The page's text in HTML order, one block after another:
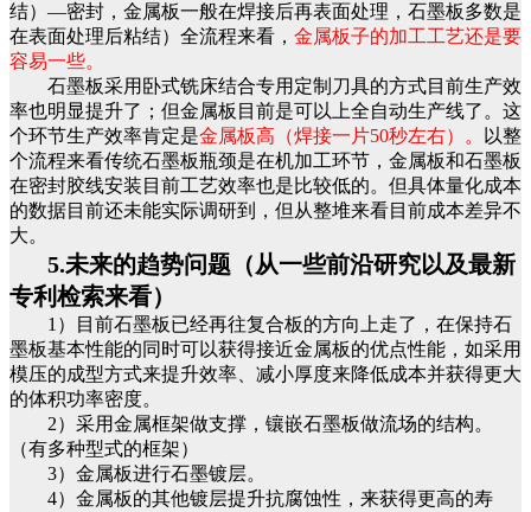
结）—密封，金属板一般在焊接后再表面处理，石墨板多数是
在表面处理后粘结）全流程来看， 金属板子的加工工艺还是要
容易一些。
石墨板采用卧式铣床结合专用定制刀具的方式目前生产效
率也明显提升了；但金属板目前是可以上全自动生产线了。这
个环节生产效率肯定是金属板高（焊接一片50秒左右）。 以整
个流程来看传统石墨板瓶颈是在机加工环节，金属板和石墨板
在密封胶线安装目前工艺效率也是比较低的。但具体量化成本
的数据目前还未能实际调研到，但从整堆来看目前成本差异不
大。
5.未来的趋势问题（从一些前沿研究以及最新
专利检索来看）
1）目前石墨板已经再往复合板的方向上走了，在保持石
墨板基本性能的同时可以获得接近金属板的优点性能，如采用
模压的成型方式来提升效率、减小厚度来降低成本并获得更大
的体积功率密度。
2）采用金属框架做支撑，镶嵌石墨板做流场的结构。
（有多种型式的框架）
3）金属板进行石墨镀层。
4）金属板的其他镀层提升抗腐蚀性，来获得更高的寿